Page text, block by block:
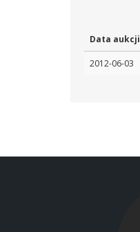
Data aukcji
2012-06-03